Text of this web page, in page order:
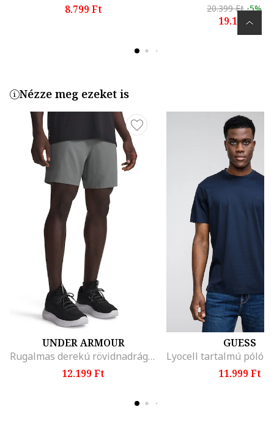
8.799 Ft
20.399 Ft -5%
19.199 Ft
Nézze meg ezeket is
UNDER ARMOUR
Rugalmas derekú rövidnadrág, Világosszürke
12.199 Ft
GUESS
11.999 Ft